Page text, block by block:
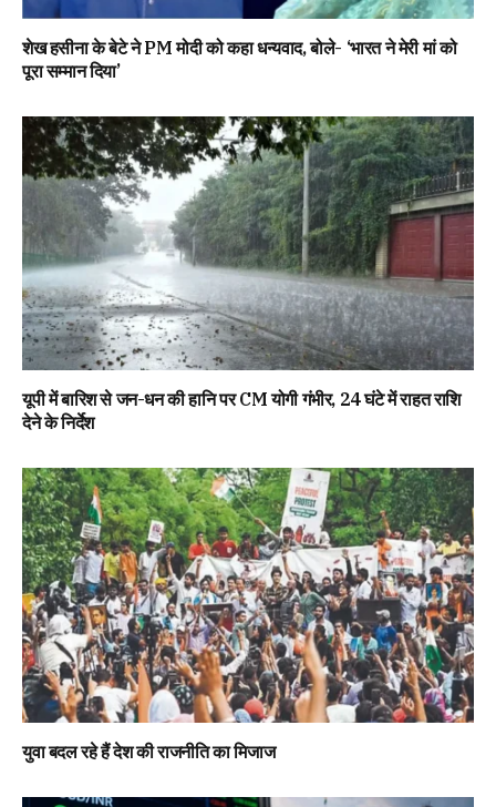
शेख हसीना के बेटे ने PM मोदी को कहा धन्यवाद, बोले- ‘भारत ने मेरी मां को
पूरा सम्मान दिया’
यूपी में बारिश से जन-धन की हानि पर CM योगी गंभीर, 24 घंटे में राहत राशि
देने के निर्देश
युवा बदल रहे हैं देश की राजनीति का मिजाज